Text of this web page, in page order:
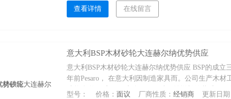
查看详情 在线留言
意大利BSP木材砂轮大连赫尔纳优势供应
意大利BSP木材砂轮大连赫尔纳优势供应 BSP的成立
年前Pesaro， 在意大利因制造家具而。公司生产木材
功能 投资于应用。这体现了一种日益增长的恭维1996
型号： 价格： 面议 厂商性质：经销商 更新日